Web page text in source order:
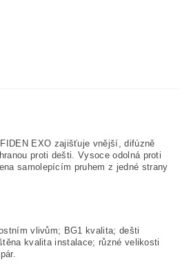
EXO zajišťuje vnější, difúzně
proti dešti. Vysoce odolná proti
samolepícím pruhem z jedné strany
vlivům; BG1 kvalita; dešti
kvalita instalace; různé velikosti